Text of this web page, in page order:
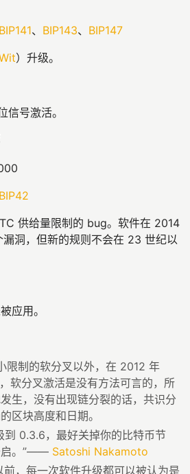
BIP141、 BIP143、 BIP147
）升级。
信号激活。
BIP42
供给量限制的 bug。软件在 2014
洞，但新的规则不会在 23 世纪以
应用。
限制的软分叉以外，在 2012 年
软分叉激活是没有方法可言的，所
生，没有出现链分裂的话，共识分
区块高度和日期。
到 0.3.6，最好关掉你的比特币节
启。”—— Satoshi Nakamoto
前，每一次软件升级都可以被认为是